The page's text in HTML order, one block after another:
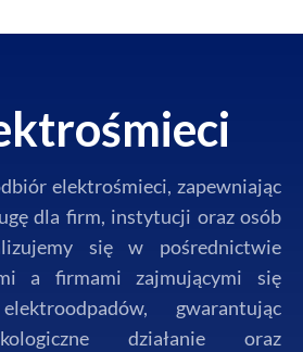
elektrośmieci, zapewniając
dla firm, instytucji oraz osób
się w pośrednictwie
a firmami zajmującymi się
gwarantując
działanie oraz